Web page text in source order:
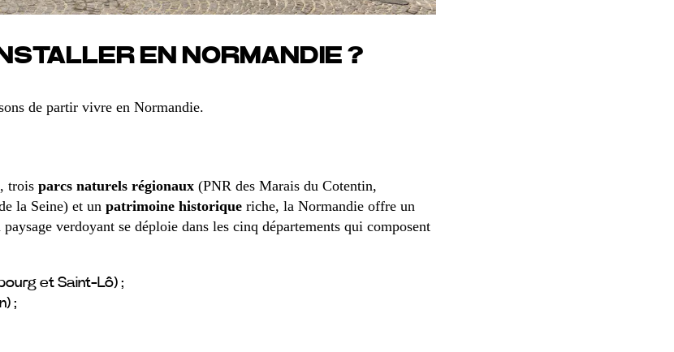
EN NORMANDIE ?
de partir vivre en Normandie.
, trois parcs naturels régionaux(PNR des Marais du Cotentin,
la Seine) et un patrimoine historiqueriche, la Normandie offre un
verdoyant se déploie dans les cinq départements qui composent
et Saint-Lô) ;
;